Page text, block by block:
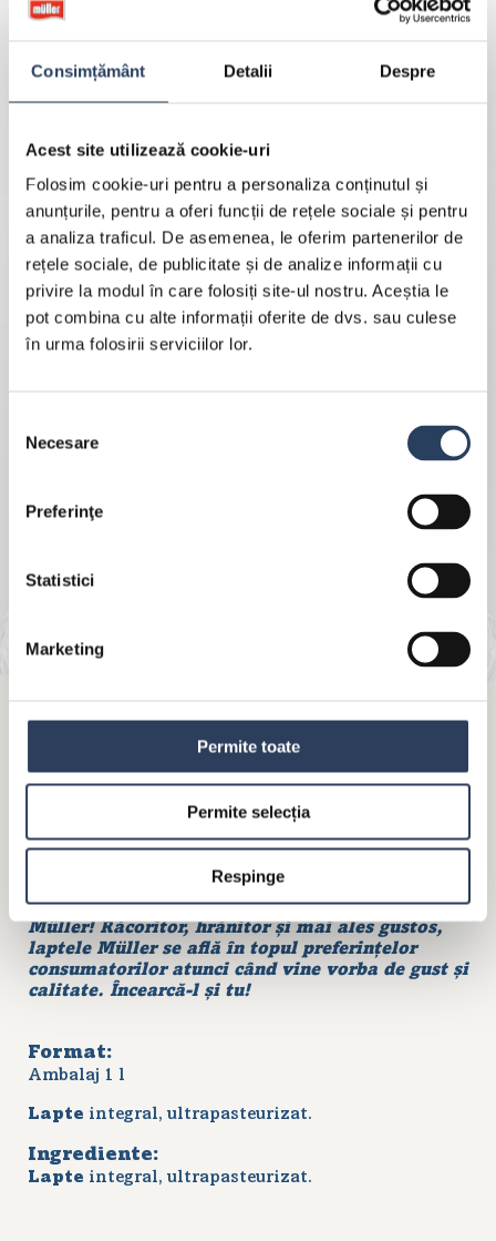
Consimțământ Detalii Despre
Acest site utilizează cookie-uri
Folosim cookie-uri pentru a personaliza conținutul și
anunțurile, pentru a oferi funcții de rețele sociale și pentru
a analiza traficul. De asemenea, le oferim partenerilor de
rețele sociale, de publicitate și de analize informații cu
privire la modul în care folosiți site-ul nostru. Aceștia le
pot combina cu alte informații oferite de dvs. sau culese
în urma folosirii serviciilor lor.
consimțământului
Necesare
Preferinţe
Statistici
Marketing
Permite toate
Permite selecția
Respinge
MÜLLER LAPTE UHT 3,5%
GRĂSIME
Nu ai cum să nu vezi jumătatea plină a
paharului când este umplut cu Lapte UHT
Müller! Răcoritor, hrănitor și mai ales gustos,
laptele Müller se află în topul preferințelor
consumatorilor atunci când vine vorba de gust și
calitate. Încearcă-l și tu!
Format:
Ambalaj 1 l
Lapte integral, ultrapasteurizat.
Ingrediente:
Lapte integral, ultrapasteurizat.